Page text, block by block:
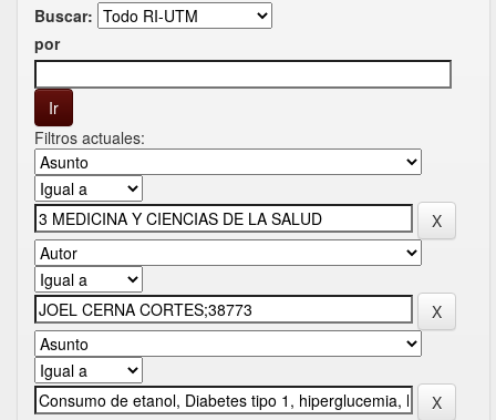
Buscar:
por
Filtros actuales: